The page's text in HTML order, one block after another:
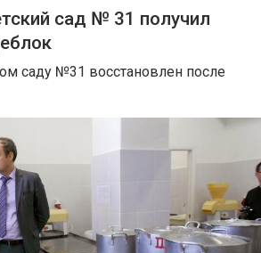
сад № 31 получил
саду №31 восстановлен после